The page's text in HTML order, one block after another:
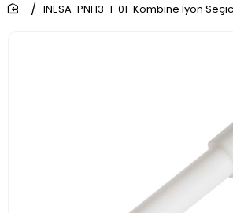
home
INESA-PNH3-1-01-Kombine İyon